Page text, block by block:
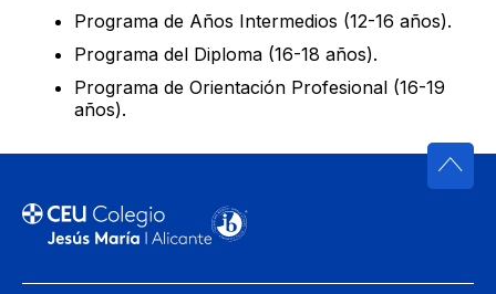
Programa de Años Intermedios (12-16 años).
Programa del Diploma (16-18 años).
Programa de Orientación Profesional (16-19
años).